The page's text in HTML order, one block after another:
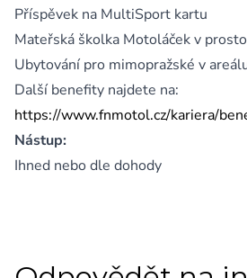
Příspěvek na MultiSport kartu
Mateřská školka Motoláček v
Ubytování pro mimopražské v
Další benefity najdete na:
https://www.fnmotol.cz/kariera/
Nástup:
Ihned nebo dle dohody